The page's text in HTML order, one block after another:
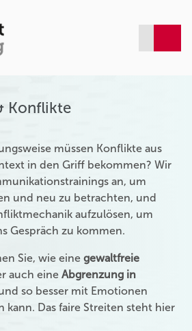
Konflikte
müssen Konflikte aus
in den Griff bekommen? Wir
an, um
und neu zu betrachten, und
aufzulösen, um
Gespräch zu kommen.
Sie, wie eine gewaltfreie
auch eine Abgrenzung in
so besser mit Emotionen
kann. Das faire Streiten steht hier